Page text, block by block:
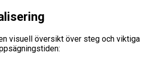
visuell översikt över steg och viktiga